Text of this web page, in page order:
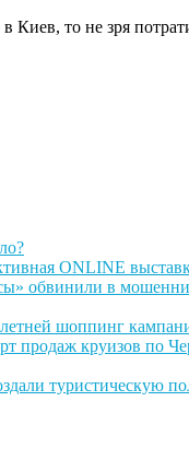
то не зря
ONLINE
обвинили в
шоппинг
продаж круизов по
туристическую